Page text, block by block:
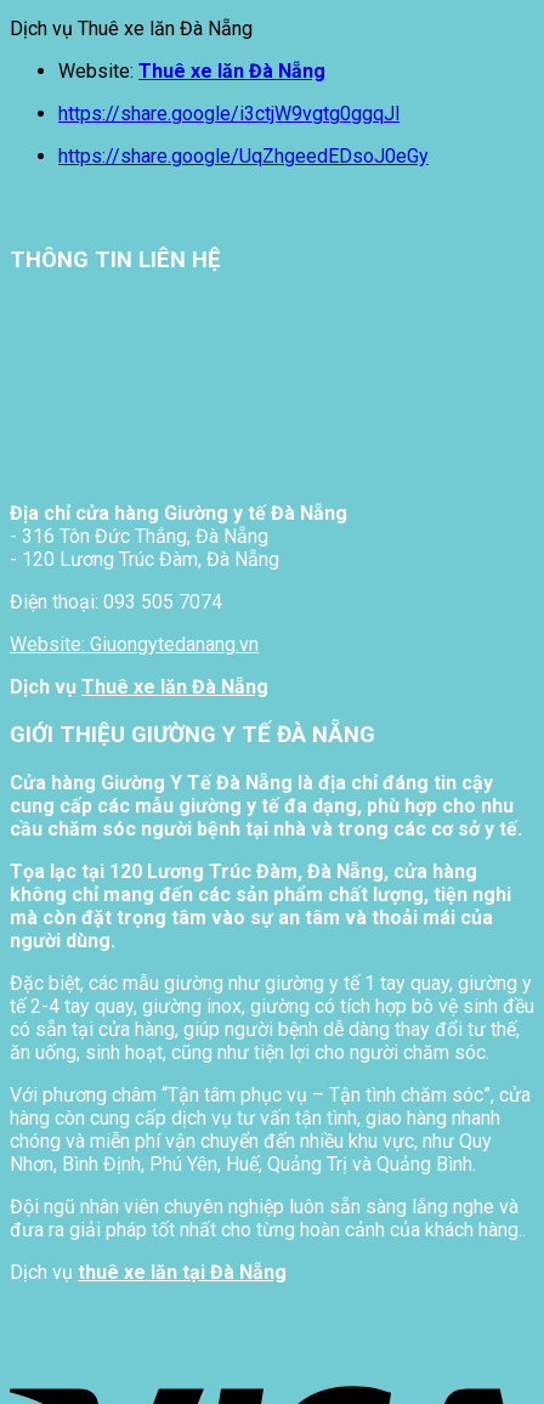
Dịch vụ Thuê xe lăn Đà Nẵng
Website: Thuê xe lăn Đà Nẵng
https://share.google/i3ctjW9vgtg0ggqJl
https://share.google/UqZhgeedEDsoJ0eGy
THÔNG TIN LIÊN HỆ
Địa chỉ cửa hàng Giường y tế Đà Nẵng
- 316 Tôn Đức Thắng, Đà Nẵng
- 120 Lương Trúc Đàm, Đà Nẵng
Điện thoại: 093 505 7074
Website: Giuongytedanang.vn
Dịch vụ Thuê xe lăn Đà Nẵng
GIỚI THIỆU GIƯỜNG Y TẾ ĐÀ NẴNG
Cửa hàng Giường Y Tế Đà Nẵng là địa chỉ đáng tin cậy
cung cấp các mẫu giường y tế đa dạng, phù hợp cho nhu
cầu chăm sóc người bệnh tại nhà và trong các cơ sở y tế.
Tọa lạc tại 120 Lương Trúc Đàm, Đà Nẵng, cửa hàng
không chỉ mang đến các sản phẩm chất lượng, tiện nghi
mà còn đặt trọng tâm vào sự an tâm và thoải mái của
người dùng.
Đặc biệt, các mẫu giường như giường y tế 1 tay quay, giường y
tế 2-4 tay quay, giường inox, giường có tích hợp bô vệ sinh đều
có sẵn tại cửa hàng, giúp người bệnh dễ dàng thay đổi tư thế,
ăn uống, sinh hoạt, cũng như tiện lợi cho người chăm sóc.
Với phương châm “Tận tâm phục vụ – Tận tình chăm sóc”, cửa
hàng còn cung cấp dịch vụ tư vấn tận tình, giao hàng nhanh
chóng và miễn phí vận chuyển đến nhiều khu vực, như Quy
Nhơn, Bình Định, Phú Yên, Huế, Quảng Trị và Quảng Bình.
Đội ngũ nhân viên chuyên nghiệp luôn sẵn sàng lắng nghe và
đưa ra giải pháp tốt nhất cho từng hoàn cảnh của khách hàng..
Dịch vụ thuê xe lăn tại Đà Nẵng